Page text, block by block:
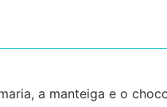
a manteiga e o